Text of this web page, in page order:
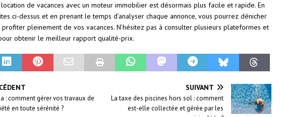
de vacances avec un moteur immobilier est désormais plus facile et rapide. En
ci-dessus et en prenant le temps d’analyser chaque annonce, vous pourrez dénicher
pleinement de vos vacances. N’hésitez pas à consulter plusieurs plateformes et
obtenir le meilleur rapport qualité-prix.
: comment gérer vos travaux de
en toute sérénité ?
SUIVANT
La taxe des piscines hors sol : comment
est-elle collectée et gérée par les